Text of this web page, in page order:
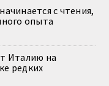
с чтения,
опыта
Италию на
редких